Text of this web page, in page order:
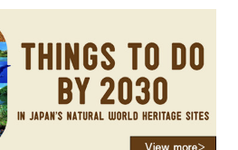
繁體中文
ภาษาไทย
한국어
日本語